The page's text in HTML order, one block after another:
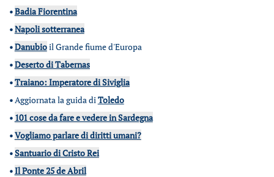
•Badia Fiorentina
•Napoli sotterranea
•Danubioil Grande fiume d'Europa
•Deserto di Tabernas
•Traiano: Imperatore di Siviglia
•Aggiornata la guida diToledo
• 101 cose da fare e vedere in Sardegna
•Vogliamo parlare di diritti umani?
•Santuario di Cristo Rei
•Il Ponte 25 de Abril